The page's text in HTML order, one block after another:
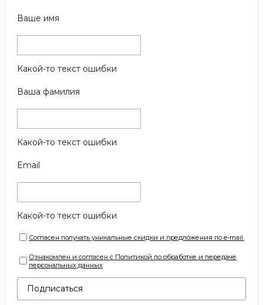
Ваше имя
Какой-то текст ошибки
Ваша фамилия
Какой-то текст ошибки
Email
Какой-то текст ошибки
Согласен получать уникальные скидки и предложения по e-mail.
Ознакомлен и согласен с Политикой по обработке и передаче
персональных данных
Подписаться